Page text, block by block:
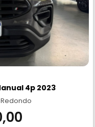
4p 2023